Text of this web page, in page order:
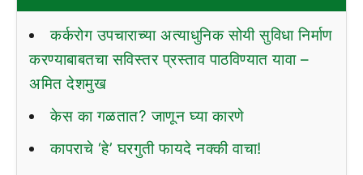
कर्करोग उपचाराच्या अत्याधुनिक सोयी सुविधा निर्माण
करण्याबाबतचा सविस्तर प्रस्ताव पाठविण्यात यावा –
अमित देशमुख
केस का गळतात? जाणून घ्या कारणे
कापराचे ‘हे’ घरगुती फायदे नक्की वाचा!